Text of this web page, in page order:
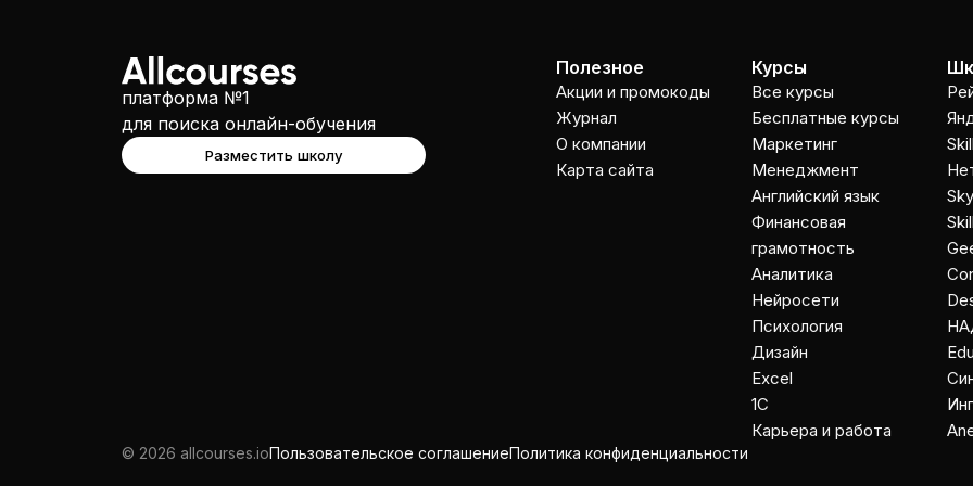
платформа №1
для поиска онлайн-обучения
Разместить школу
Полезное
Акции и промокоды
Журнал
О компании
Карта сайта
Курсы
Все курсы
Бесплатные курсы
Маркетинг
Менеджмент
Английский язык
Финансовая
грамотность
Аналитика
Нейросети
Психология
Дизайн
Excel
1C
Карьера и работа
© 2026 allcourses.ioПользовательское соглашениеПолитика конфиденциальности